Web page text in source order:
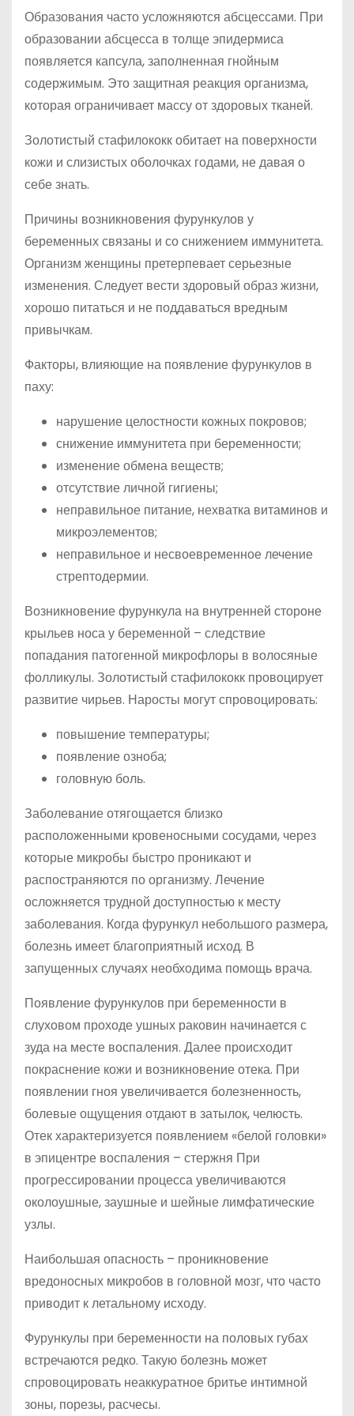
Образования часто усложняются абсцессами. При
образовании абсцесса в толще эпидермиса
появляется капсула, заполненная гнойным
содержимым. Это защитная реакция организма,
которая ограничивает массу от здоровых тканей.
Золотистый стафилококк обитает на поверхности
кожи и слизистых оболочках годами, не давая о
себе знать.
Причины возникновения фурункулов у
беременных связаны и со снижением иммунитета.
Организм женщины претерпевает серьезные
изменения. Следует вести здоровый образ жизни,
хорошо питаться и не поддаваться вредным
привычкам.
Факторы, влияющие на появление фурункулов в
паху:
нарушение целостности кожных покровов;
снижение иммунитета при беременности;
изменение обмена веществ;
отсутствие личной гигиены;
неправильное питание, нехватка витаминов и
микроэлементов;
неправильное и несвоевременное лечение
стрептодермии.
Возникновение фурункула на внутренней стороне
крыльев носа у беременной – следствие
попадания патогенной микрофлоры в волосяные
фолликулы. Золотистый стафилококк провоцирует
развитие чирьев. Наросты могут спровоцировать:
повышение температуры;
появление озноба;
головную боль.
Заболевание отягощается близко
расположенными кровеносными сосудами, через
которые микробы быстро проникают и
распостраняются по организму. Лечение
осложняется трудной доступностью к месту
заболевания. Когда фурункул небольшого размера,
болезнь имеет благоприятный исход. В
запущенных случаях необходима помощь врача.
Появление фурункулов при беременности в
слуховом проходе ушных раковин начинается с
зуда на месте воспаления. Далее происходит
покраснение кожи и возникновение отека. При
появлении гноя увеличивается болезненность,
болевые ощущения отдают в затылок, челюсть.
Отек характеризуется появлением «белой головки»
в эпицентре воспаления – стержня При
прогрессировании процесса увеличиваются
околоушные, заушные и шейные лимфатические
узлы.
Наибольшая опасность – проникновение
вредоносных микробов в головной мозг, что часто
приводит к летальному исходу.
Фурункулы при беременности на половых губах
встречаются редко. Такую болезнь может
спровоцировать неаккуратное бритье интимной
зоны, порезы, расчесы.